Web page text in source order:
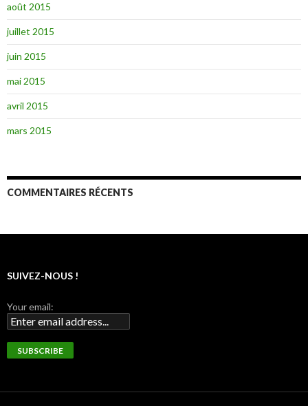
août 2015
juillet 2015
juin 2015
mai 2015
avril 2015
mars 2015
COMMENTAIRES RÉCENTS
SUIVEZ-NOUS !
Your email: